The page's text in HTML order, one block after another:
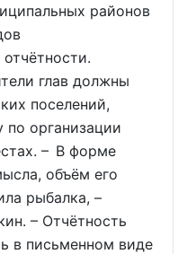
районов
глав должны
поселений,
по организации
– В форме
объём его
рыбалка, –
– Отчётность
в письменном виде